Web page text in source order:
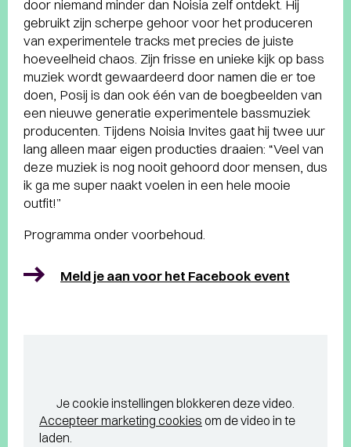
door niemand minder dan Noisia zelf ontdekt. Hij
gebruikt zijn scherpe gehoor voor het produceren
van experimentele tracks met precies de juiste
hoeveelheid chaos. Zijn frisse en unieke kijk op bass
muziek wordt gewaardeerd door namen die er toe
doen, Posij is dan ook één van de boegbeelden van
een nieuwe generatie experimentele bassmuziek
producenten. Tijdens Noisia Invites gaat hij twee uur
lang alleen maar eigen producties draaien: “Veel van
deze muziek is nog nooit gehoord door mensen, dus
ik ga me super naakt voelen in een hele mooie
outfit!”
Programma onder voorbehoud.
Meld je aan voor het Facebook event
Je cookie instellingen blokkeren deze video.
Accepteer marketing cookies om de video in te
laden.